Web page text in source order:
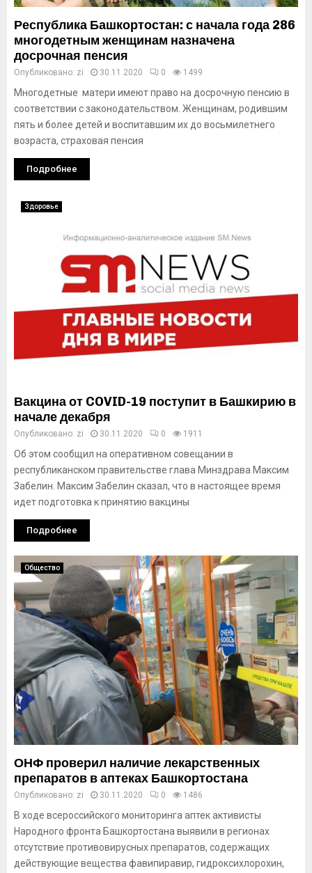
Республика Башкортостан: с начала года 286
многодетным женщинам назначена
досрочная пенсия
Опубликовано: zi 30.11.2020 0 1499
Многодетные матери имеют право на досрочную пенсию в
соответствии с законодательством. Женщинам, родившим
пять и более детей и воспитавшим их до восьмилетнего
возраста, страховая пенсия
Подробнее
Здоровье
Вакцина от COVID-19 поступит в Башкирию в
начале декабря
Опубликовано: zi 30.11.2020 0 1911
Об этом сообщил на оперативном совещании в
республиканском правительстве глава Минздрава Максим
Забелин. Максим Забелин сказал, что в настоящее время
идет подготовка к принятию вакцины
Подробнее
Общество
ОНФ проверил наличие лекарственных
препаратов в аптеках Башкортостана
Опубликовано: zi 30.11.2020 0 1486
В ходе всероссийского мониторинга аптек активисты
Народного фронта Башкортостана выявили в регионах
отсутствие противовирусных препаратов, содержащих
действующие вещества фавипиравир, гидроксихлорохин,